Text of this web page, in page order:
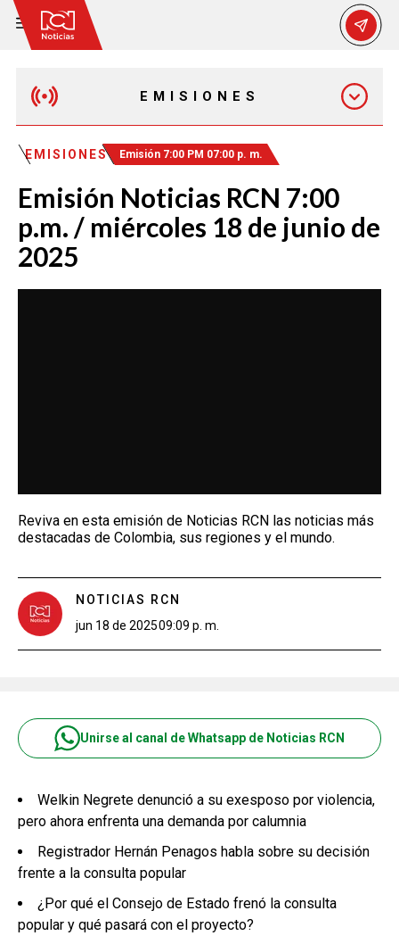
EMISIONES
MAÑANA EXPRESS
EMISIÓN 12:30 PM
EMISIONES Emisión 7:00 PM 07:00 p. m.
Emisión Noticias RCN 7:00
p.m. / miércoles 18 de junio de
2025
Reviva en esta emisión de Noticias RCN las noticias más
destacadas de Colombia, sus regiones y el mundo.
NOTICIAS RCN
jun 18 de 202509:09 p. m.
Unirse al canal de Whatsapp de Noticias RCN
Welkin Negrete denunció a su exesposo por violencia,
pero ahora enfrenta una demanda por calumnia
Registrador Hernán Penagos habla sobre su decisión
frente a la consulta popular
¿Por qué el Consejo de Estado frenó la consulta
popular y qué pasará con el proyecto?